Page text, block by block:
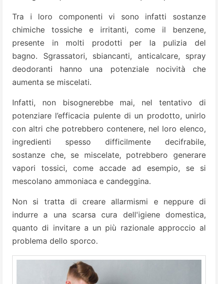
Tra i loro componenti vi sono infatti sostanze
chimiche tossiche e irritanti, come il benzene,
presente in molti prodotti per la pulizia del
bagno. Sgrassatori, sbiancanti, anticalcare, spray
deodoranti hanno una potenziale nocività che
aumenta se miscelati.
Infatti, non bisognerebbe mai, nel tentativo di
potenziare l’efficacia pulente di un prodotto, unirlo
con altri che potrebbero contenere, nel loro elenco,
ingredienti spesso difficilmente decifrabile,
sostanze che, se miscelate, potrebbero generare
vapori tossici, come accade ad esempio, se si
mescolano ammoniaca e candeggina.
Non si tratta di creare allarmismi e neppure di
indurre a una scarsa cura dell'igiene domestica,
quanto di invitare a un più razionale approccio al
problema dello sporco.